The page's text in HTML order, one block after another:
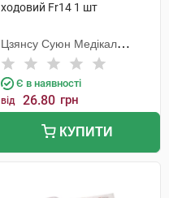
ходовий Fr14 1 шт
Цзянсу Суюн Медікал
Метіріалс
Є в наявності
від 26.80 грн
КУПИТИ